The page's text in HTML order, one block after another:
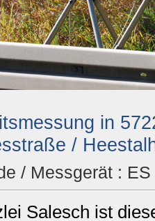
in
/
/ Messgerät :
Salesch ist